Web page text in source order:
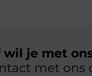
wil je met
met ons